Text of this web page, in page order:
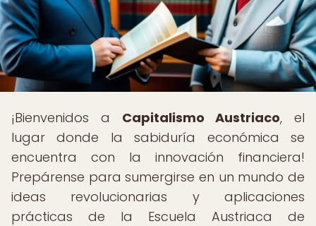
¡Bienvenidos a Capitalismo Austriaco, el
lugar donde la sabiduría económica se
encuentra con la innovación financiera!
Prepárense para sumergirse en un mundo de
ideas revolucionarias y aplicaciones
prácticas de la Escuela Austriaca de